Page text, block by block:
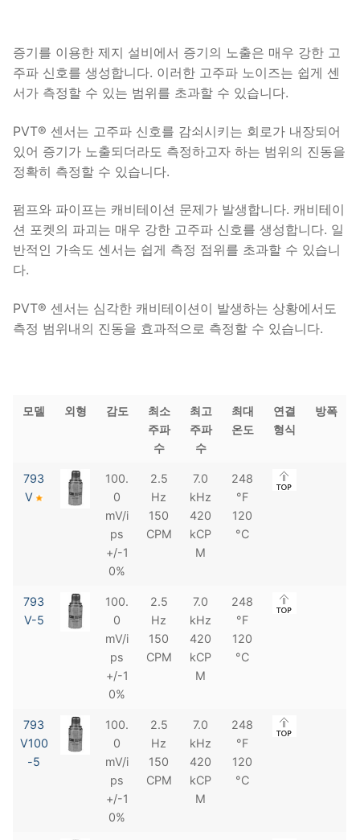
증기를 이용한 제지 설비에서 증기의 노출은 매우 강한 고
주파 신호를 생성합니다. 이러한 고주파 노이즈는 쉽게 센
서가 측정할 수 있는 범위를 초과할 수 있습니다.
PVT® 센서는 고주파 신호를 감쇠시키는 회로가 내장되어
있어 증기가 노출되더라도 측정하고자 하는 범위의 진동을
정확히 측정할 수 있습니다.
펌프와 파이프는 캐비테이션 문제가 발생합니다. 캐비테이
션 포켓의 파괴는 매우 강한 고주파 신호를 생성합니다. 일
반적인 가속도 센서는 쉽게 측정 점위를 초과할 수 있습니
다.
PVT® 센서는 심각한 캐비테이션이 발생하는 상황에서도
측정 범위내의 진동을 효과적으로 측정할 수 있습니다.
모델 외형 감도
최소
주파
수
최고
주파
수
최대
온도
연결
형식
방폭
793
V
100.
0
mV/i
ps
+/-1
0%
2.5
Hz
150
CPM
7.0
kHz
420
kCP
M
248
°F
120
°C
793
V-5
100.
0
mV/i
ps
+/-1
0%
2.5
Hz
150
CPM
7.0
kHz
420
kCP
M
248
°F
120
°C
793
V100
-5
100.
0
mV/i
ps
+/-1
0%
2.5
Hz
150
CPM
7.0
kHz
420
kCP
M
248
°F
120
°C